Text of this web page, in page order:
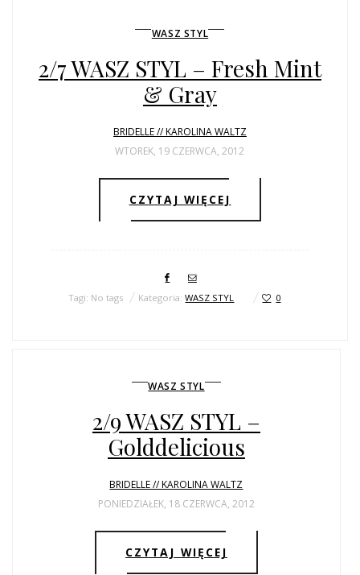
WASZ STYL
2/7 WASZ STYL – Fresh Mint
& Gray
BRIDELLE // KAROLINA WALTZ
WTOREK, 19 CZERWCA, 2012
CZYTAJ WIĘCEJ
Tagi: No tags Kategoria:WASZ STYL 0
WASZ STYL
2/9 WASZ STYL –
Golddelicious
BRIDELLE // KAROLINA WALTZ
PONIEDZIAŁEK, 18 CZERWCA, 2012
CZYTAJ WIĘCEJ